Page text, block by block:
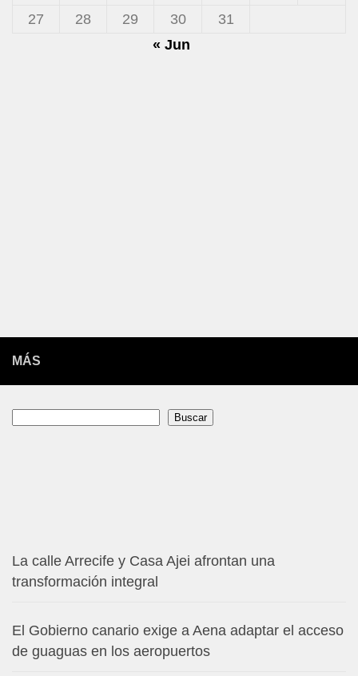
27
28 29 30
31
« Jun
MÁS
Buscar
La calle Arrecife y Casa Ajei afrontan una
transformación integral
El Gobierno canario exige a Aena adaptar el acceso
de guaguas en los aeropuertos